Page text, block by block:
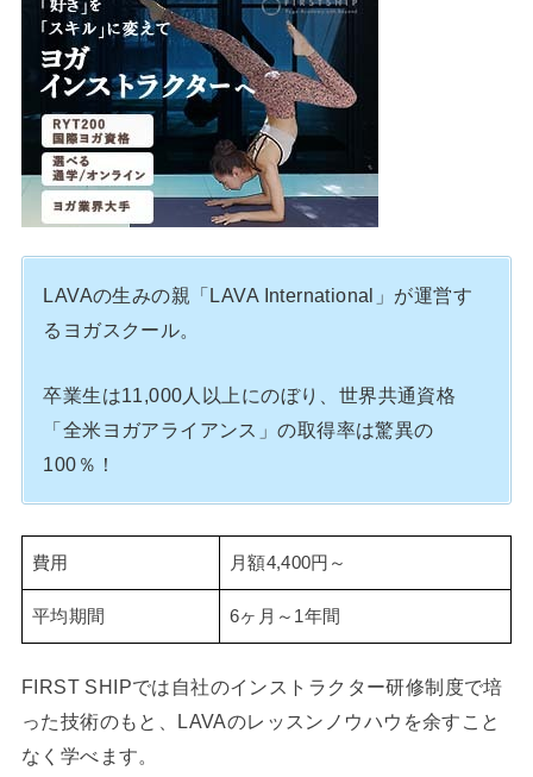
LAVAの生みの親「LAVA International」が運営す
るヨガスクール。
卒業生は11,000人以上にのぼり、世界共通資格
「全米ヨガアライアンス」の取得率は驚異の
100％！
費用 月額4,400円～
平均期間 6ヶ月～1年間
FIRST SHIPでは自社のインストラクター研修制度で培
った技術のもと、LAVAのレッスンノウハウを余すこと
なく学べます。